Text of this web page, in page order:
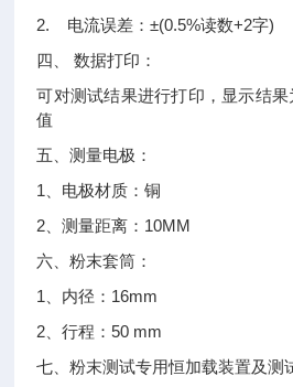
2. 电流误差：±(0.5%读数+2字)
四、 数据打印：
可对测试结果进行打印，显示结
值
五、测量电极：
1、电极材质：铜
2、测量距离：10MM
六、粉末套筒：
1、内径：16mm
2、行程：50 mm
七、粉末测试专用恒加载装置及测